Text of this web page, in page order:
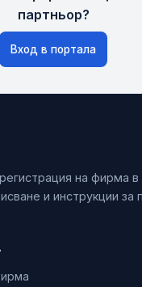
партньор?
Вход в портала
на фирма в
и инструкции за